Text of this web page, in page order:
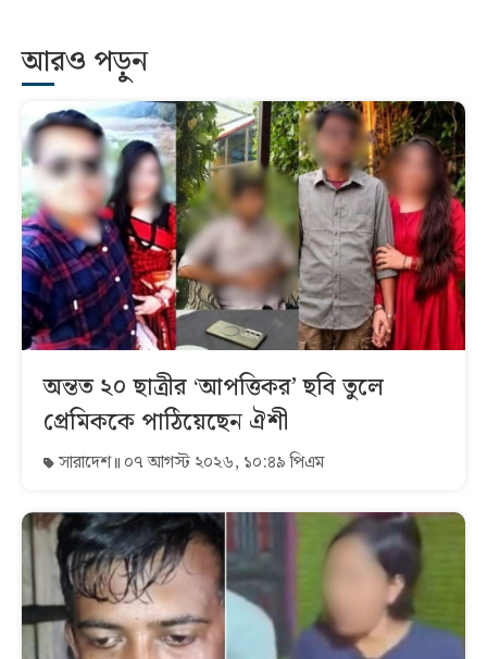
আরও পড়ুন
অন্তত ২০ ছাত্রীর ‘আপত্তিকর’ ছবি তুলে
প্রেমিককে পাঠিয়েছেন ঐশী
সারাদেশ ০৭ আগস্ট ২০২৬, ১০:৪৯ পিএম